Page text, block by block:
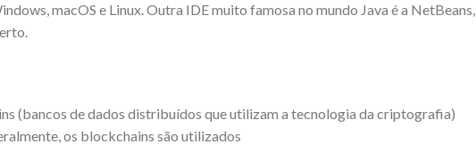
macOS e Linux. Outra IDE muito famosa no mundo Java é a NetBeans,
(bancos de dados distribuídos que utilizam a tecnologia da criptografia)
os blockchains são utilizados